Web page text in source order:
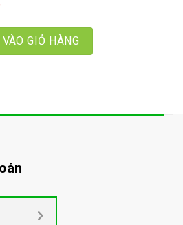
Giá
hiện
tại
là:
Có Thể Điều Chỉnh Chân Bàn Siêu
GIỎ HÀNG